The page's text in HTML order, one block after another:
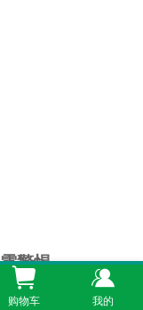
警惕
购物车 我的